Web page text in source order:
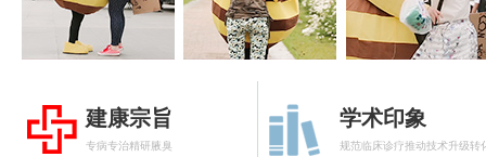
建康宗旨
专病专治精研腋臭
学术印象
规范临床诊疗推动技术升级转